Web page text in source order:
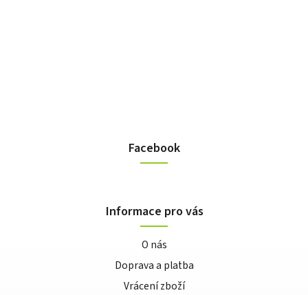
Facebook
Informace pro vás
O nás
Doprava a platba
Vrácení zboží